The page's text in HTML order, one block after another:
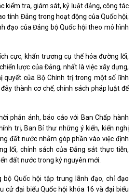
kiểm tra, giám sát, kỷ luật đảng, công tác
tính Đảng trong hoạt động của Quốc hội;
đạo của Đảng bộ Quốc hội theo mô hình
cực, khẩn trương cụ thể hóa đường lối,
lược của Đảng, nhất là việc xây dựng,
quyết của Bộ Chính trị trong một số lĩnh
thành cơ chế, chính sách pháp luật để
phản ánh, báo cáo với Ban Chấp hành
trị, Ban Bí thư những ý kiến, kiến nghị
đất nước nhằm góp phần vào việc định
lối, chính sách của Đảng sát thực tiễn,
đất nước trong kỷ nguyên mới.
Quốc hội tập trung lãnh đạo, chỉ đạo
cử đại biểu Quốc hội khóa 16 và đại biểu